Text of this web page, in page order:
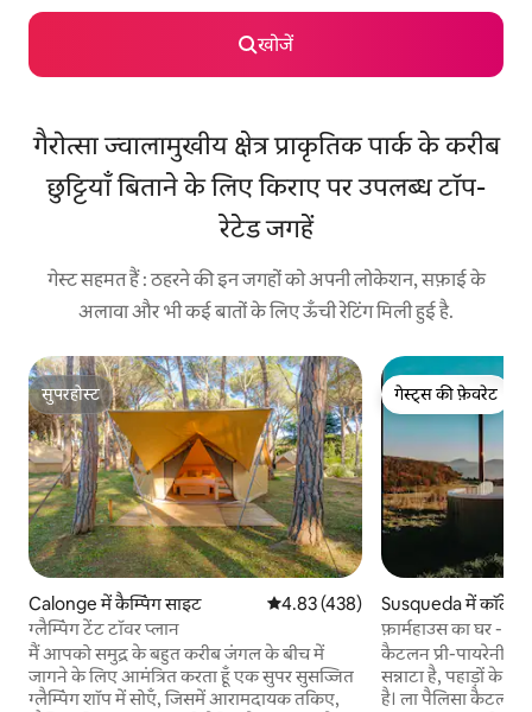
खोजें
गैरोत्सा ज्वालामुखीय क्षेत्र प्राकृतिक पार्क के करीब
छुट्टियाँ बिताने के लिए किराए पर उपलब्ध टॉप-
रेटेड जगहें
गेस्ट सहमत हैं : ठहरने की इन जगहों को अपनी लोकेशन, सफ़ाई के
अलावा और भी कई बातों के लिए ऊँची रेटिंग मिली हुई है.
सुपरहोस्ट
सुपरहोस्ट
Calonge में कैम्पिंग साइट औसत रेटिंग 5 में से 4.83, 438 समीक्षाएँ
4.83 (438)
ग्लैम्पिंग टेंट टॉवर प्लान
मैं आपको समुद्र के बहुत करीब जंगल के बीच में
जागने के लिए आमंत्रित करता हूँ एक सुपर सुसज्जित
ग्लैम्पिंग शॉप में सोएँ, जिसमें आरामदायक तकिए,
गेस्ट्स की फ़ेवरेट
गेस्ट्स की फ़ेवरेट
Susqueda में कॉटेज
फ़ार्महाउस का घर - ला
कैटलन प्री-
सन्नाटा है, पहाड़ों के
है। ला पैलिसा कैटलन प्री-पायरेनीज़ में मौजूद एक